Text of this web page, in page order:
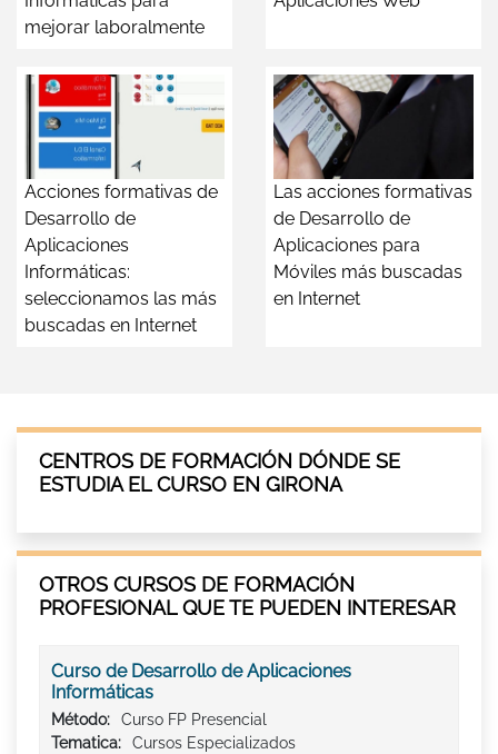
mejorar laboralmente
Acciones formativas de
Desarrollo de
Aplicaciones
Informáticas:
seleccionamos las más
buscadas en Internet
Las acciones formativas
de Desarrollo de
Aplicaciones para
Móviles más buscadas
en Internet
CENTROS DE FORMACIÓN DÓNDE SE
ESTUDIA EL CURSO EN GIRONA
OTROS CURSOS DE FORMACIÓN
PROFESIONAL QUE TE PUEDEN INTERESAR
Curso de Desarrollo de Aplicaciones
Informáticas
Método:
Curso FP Presencial
Tematica:
Cursos Especializados